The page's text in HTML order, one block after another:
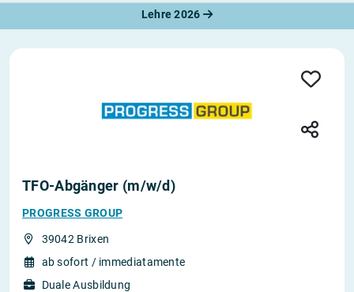
Lehre 2026
TFO-Abgänger (m/w/d)
PROGRESS GROUP
39042 Brixen
ab sofort / immediatamente
Duale Ausbildung